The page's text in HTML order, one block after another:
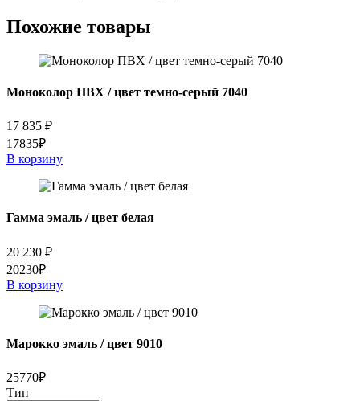
Похожие товары
Моноколор ПВХ / цвет темно-серый 7040
17 835 ₽
17835₽
В корзину
Гамма эмаль / цвет белая
20 230 ₽
20230₽
В корзину
Марокко эмаль / цвет 9010
25770₽
Тип